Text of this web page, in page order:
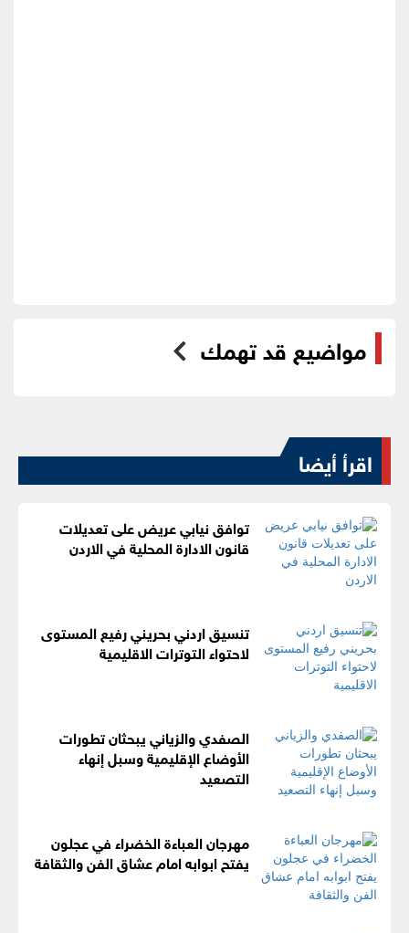
مواضيع قد تهمك
اقرأ أيضا
توافق نيابي عريض على تعديلات
قانون الادارة المحلية في الاردن
تنسيق اردني بحريني رفيع المستوى
لاحتواء التوترات الاقليمية
الصفدي والزياني يبحثان تطورات
الأوضاع الإقليمية وسبل إنهاء
التصعيد
مهرجان العباءة الخضراء في عجلون
يفتح ابوابه امام عشاق الفن والثقافة